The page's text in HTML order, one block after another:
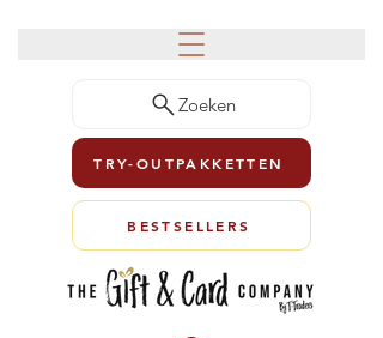
Zoeken
TRY-OUTPAKKETTEN
BESTSELLERS